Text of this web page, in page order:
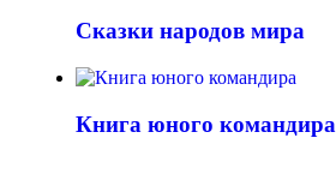
Сказки народов мира
Книга юного командира